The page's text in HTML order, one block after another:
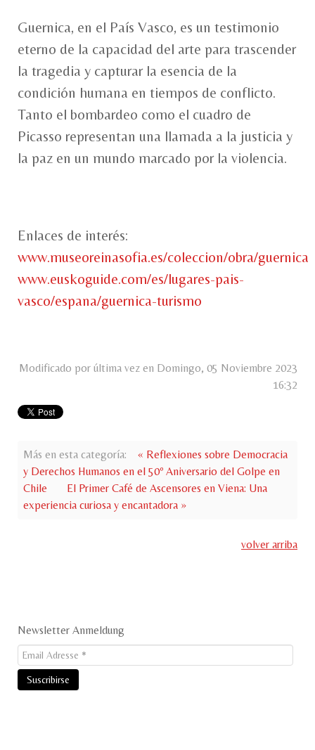
Guernica, en el País Vasco, es un testimonio
eterno de la capacidad del arte para trascender
la tragedia y capturar la esencia de la
condición humana en tiempos de conflicto.
Tanto el bombardeo como el cuadro de
Picasso representan una llamada a la justicia y
la paz en un mundo marcado por la violencia.
Enlaces de interés:
www.museoreinasofia.es/coleccion/obra/guernica
www.euskoguide.com/es/lugares-pais-
vasco/espana/guernica-turismo
Modificado por última vez en Domingo, 05 Noviembre 2023
16:32
Más en esta categoría:
« Reflexiones sobre Democracia
y Derechos Humanos en el 50º Aniversario del Golpe en
Chile
El Primer Café de Ascensores en Viena: Una
experiencia curiosa y encantadora »
volver arriba
Newsletter Anmeldung